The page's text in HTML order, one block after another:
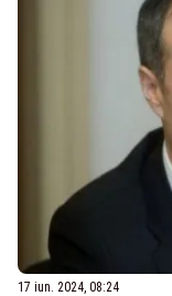
17 iun. 2024, 08:24